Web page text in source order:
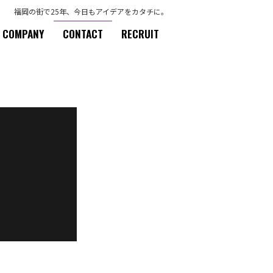
福岡の街で25年、今日もアイデアをカタチに。
COMPANY CONTACT RECRUIT